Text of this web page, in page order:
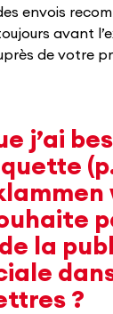
envois
avant
de votre
j’ai
la
?